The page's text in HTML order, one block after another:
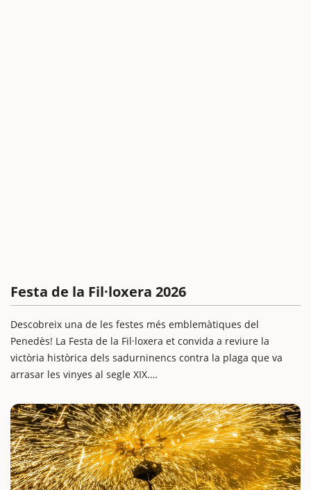
Festa de la Fil·loxera 2026
Descobreix una de les festes més emblemàtiques del
Penedès! La Festa de la Fil·loxera et convida a reviure la
victòria històrica dels sadurninencs contra la plaga que va
arrasar les vinyes al segle XIX.
música, participació popular i una ambientació única per a
totes les edats. És una proposta cultural ideal per fer una
escapada amb nens, amb actes pensats perquè tota la família
se senti part d'una tradició viva.